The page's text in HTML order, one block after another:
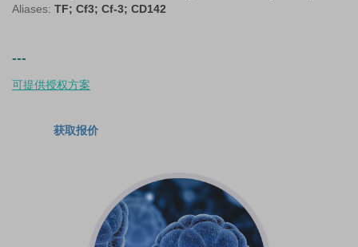
Aliases: TF; Cf3; Cf-3; CD142
---
可提供授权方案
获取报价